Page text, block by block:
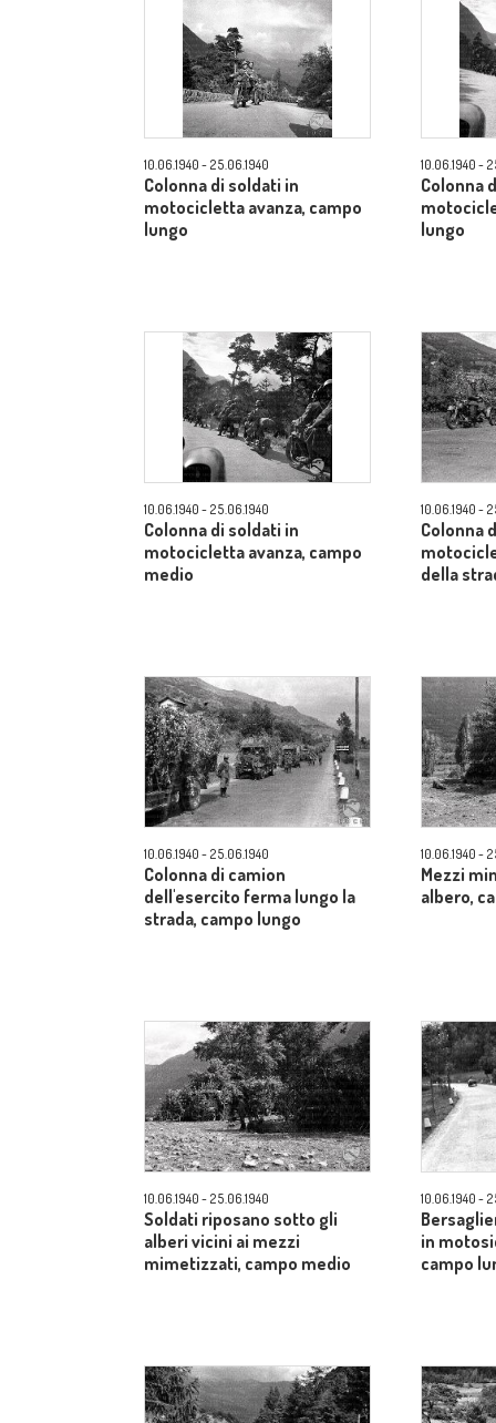
10.06.1940 - 25.06.1940
Colonna di soldati in
motocicletta avanza, campo
lungo
10.06.1940 -
Colonna
lungo
10.06.1940 - 25.06.1940
Colonna di soldati in
motocicletta avanza, campo
medio
10.06.1940 -
Colonna
della
10.06.1940 - 25.06.1940
Colonna di camion
dell'esercito ferma lungo la
strada, campo lungo
10.06.1940 -
Mezzi
albero,
10.06.1940 - 25.06.1940
Soldati riposano sotto gli
alberi vicini ai mezzi
mimetizzati, campo medio
10.06.1940 -
in
campo